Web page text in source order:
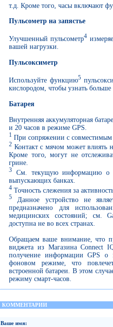
т.д. Кроме того, часы включают
Пульсометр на запястье
Улучшенный пульсометр4
вашей нагрузки.
Пульсоксиметр
Используйте функцию5
кислородом, чтобы узнать
Батарея
Внутренняя аккумуляторная
и 20 часов в режиме GPS.
1 При сопряжении с
2 Контакт с мячом может влиять
Кроме того, могут не
грине.
3 См. текущую информацию о
выпускающих банках.
4 Точность слежения за
5 Данное устройство не
предназначено для
медицинских состояний; см.
доступна не во всех странах.
Обращаем ваше внимание, что
виджета из Магазина Connect
получение информации GPS о
фоновом режиме, что
встроенной батареи. В этом
режиму смарт-часов.
КОММЕНТАРИИ
Ваше имя: